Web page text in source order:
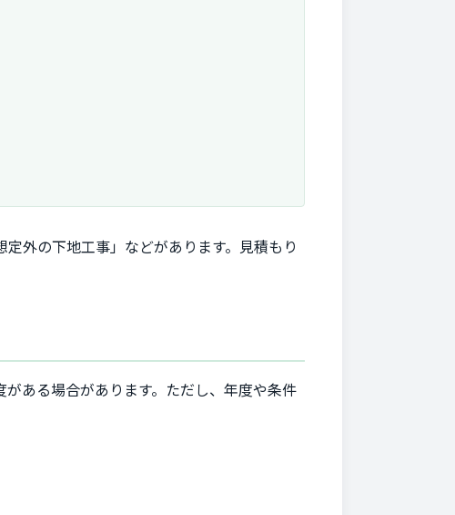
外の下地工事」などがあります。見積もり
ある場合があります。ただし、年度や条件